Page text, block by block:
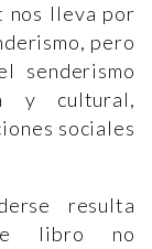
nos lleva por
pero
senderismo
y cultural,
sociales
resulta
libro no